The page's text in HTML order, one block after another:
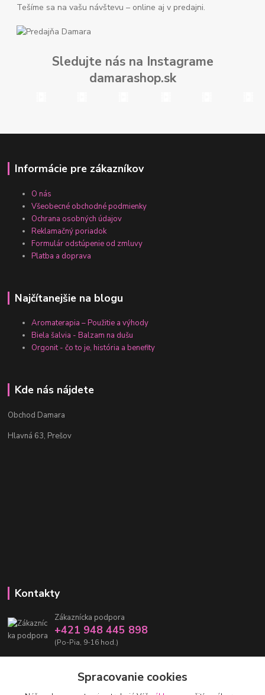
Tešíme sa na vašu návštevu – online aj v predajni.
Sledujte nás na Instagrame
damarashop.sk
Informácie pre zákazníkov
O nás
Všeobecné obchodné podmienky
Ochrana osobných údajov
Reklamačný poriadok
Formulár odstúpenie od zmluvy
Platba a doprava
Najčítanejšie na blogu
Aromaterapia – Použitie a výhody
Biela šalvia - Balzam na dušu
Orgonit - čo to je, história a benefity
Kde nás nájdete
Obchod Damara
Hlavná 63, Prešov
Kontakty
Zákaznícka podpora
+421 948 445 898
(Po-Pia, 9-16 hod.)
Spracovanie cookies